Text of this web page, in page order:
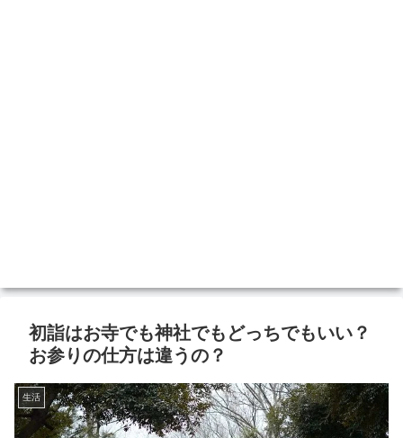
初詣はお寺でも神社でもどっちでもいい？
お参りの仕方は違うの？
生活